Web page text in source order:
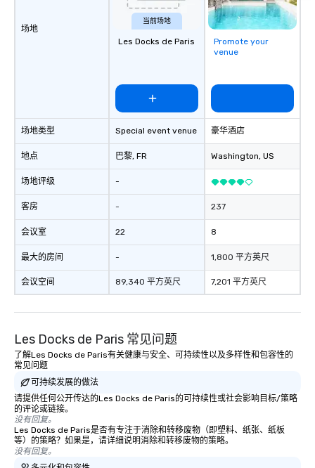
场地
场地类型
地点
场地评级
客房
会议室
最大的房间
会议空间
当前场地
Les Docks de Paris
Special event venue
巴黎, FR
-
-
22
-
89,340 平方英尺
Promote your
venue
豪华酒店
Washington, US
237
8
1,800 平方英尺
7,201 平方英尺
Les Docks de Paris 常见问题
了解Les Docks de Paris有关健康与安全、可持续性以及多样性和包容性的
常见问题
可持续发展的做法
请提供任何公开传达的Les Docks de Paris的可持续性或社会影响目标/策略
的评论或链接。
没有回复。
Les Docks de Paris是否有专注于消除和转移废物（即塑料、纸张、纸板
等）的策略？如果是，请详细说明消除和转移废物的策略。
没有回复。